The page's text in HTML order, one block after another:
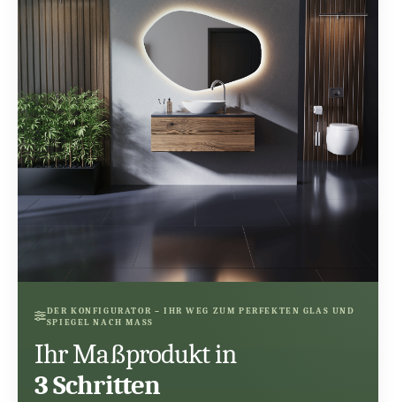
DER KONFIGURATOR – IHR WEG ZUM PERFEKTEN GLAS UND
SPIEGEL NACH MASS
Ihr Maßprodukt in
3 Schritten